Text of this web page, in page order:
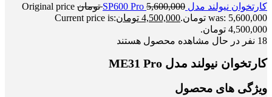
کارتخوان نیولند مدل SP600 Pro 5,600,000 تومان Original price
was: 5,600,000 تومان.
4,500,000 تومانCurrent price is:
4,500,000 تومان.
18 نفر در حال مشاهده محصول هستند
کارتخوان نیولند مدل ME31 Pro
ویژگی های محصول